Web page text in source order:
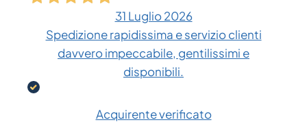
31 Luglio 2026
Spedizione rapidissima e servizio clienti
davvero impeccabile, gentilissimi e
disponibili.
Acquirente verificato